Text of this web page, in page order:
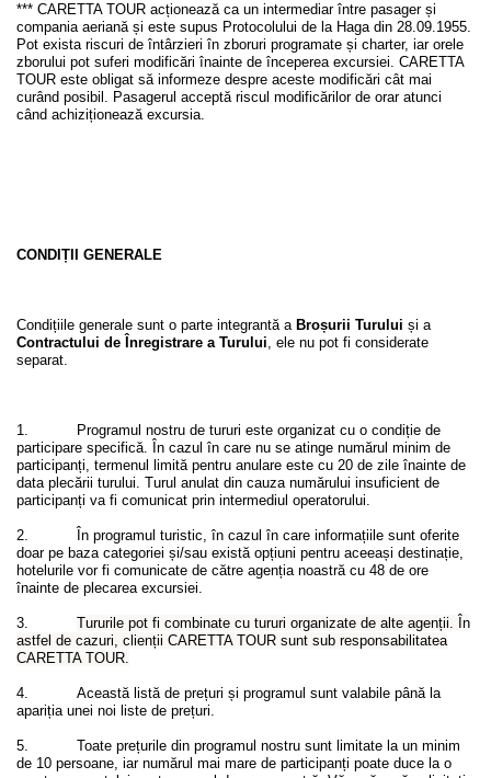
*** CARETTA TOUR acționează ca un intermediar între pasager și
compania aeriană și este supus Protocolului de la Haga din 28.09.1955.
Pot exista riscuri de întârzieri în zboruri programate și charter, iar orele
zborului pot suferi modificări înainte de începerea excursiei. CARETTA
TOUR este obligat să informeze despre aceste modificări cât mai
curând posibil. Pasagerul acceptă riscul modificărilor de orar atunci
când achiziționează excursia.
CONDIȚII GENERALE
Condițiile generale sunt o parte integrantă a Broșurii Turului și a
Contractului de Înregistrare a Turului, ele nu pot fi considerate
separat.
1. Programul nostru de tururi este organizat cu o condiție de
participare specifică. În cazul în care nu se atinge numărul minim de
participanți, termenul limită pentru anulare este cu 20 de zile înainte de
data plecării turului. Turul anulat din cauza numărului insuficient de
participanți va fi comunicat prin intermediul operatorului.
2. În programul turistic, în cazul în care informațiile sunt oferite
doar pe baza categoriei și/sau există opțiuni pentru aceeași destinație,
hotelurile vor fi comunicate de către agenția noastră cu 48 de ore
înainte de plecarea excursiei.
3. Tururile pot fi combinate cu tururi organizate de alte agenții. În
astfel de cazuri, clienții CARETTA TOUR sunt sub responsabilitatea
CARETTA TOUR.
4. Această listă de prețuri și programul sunt valabile până la
apariția unei noi liste de prețuri.
5. Toate prețurile din programul nostru sunt limitate la un minim
de 10 persoane, iar numărul mai mare de participanți poate duce la o